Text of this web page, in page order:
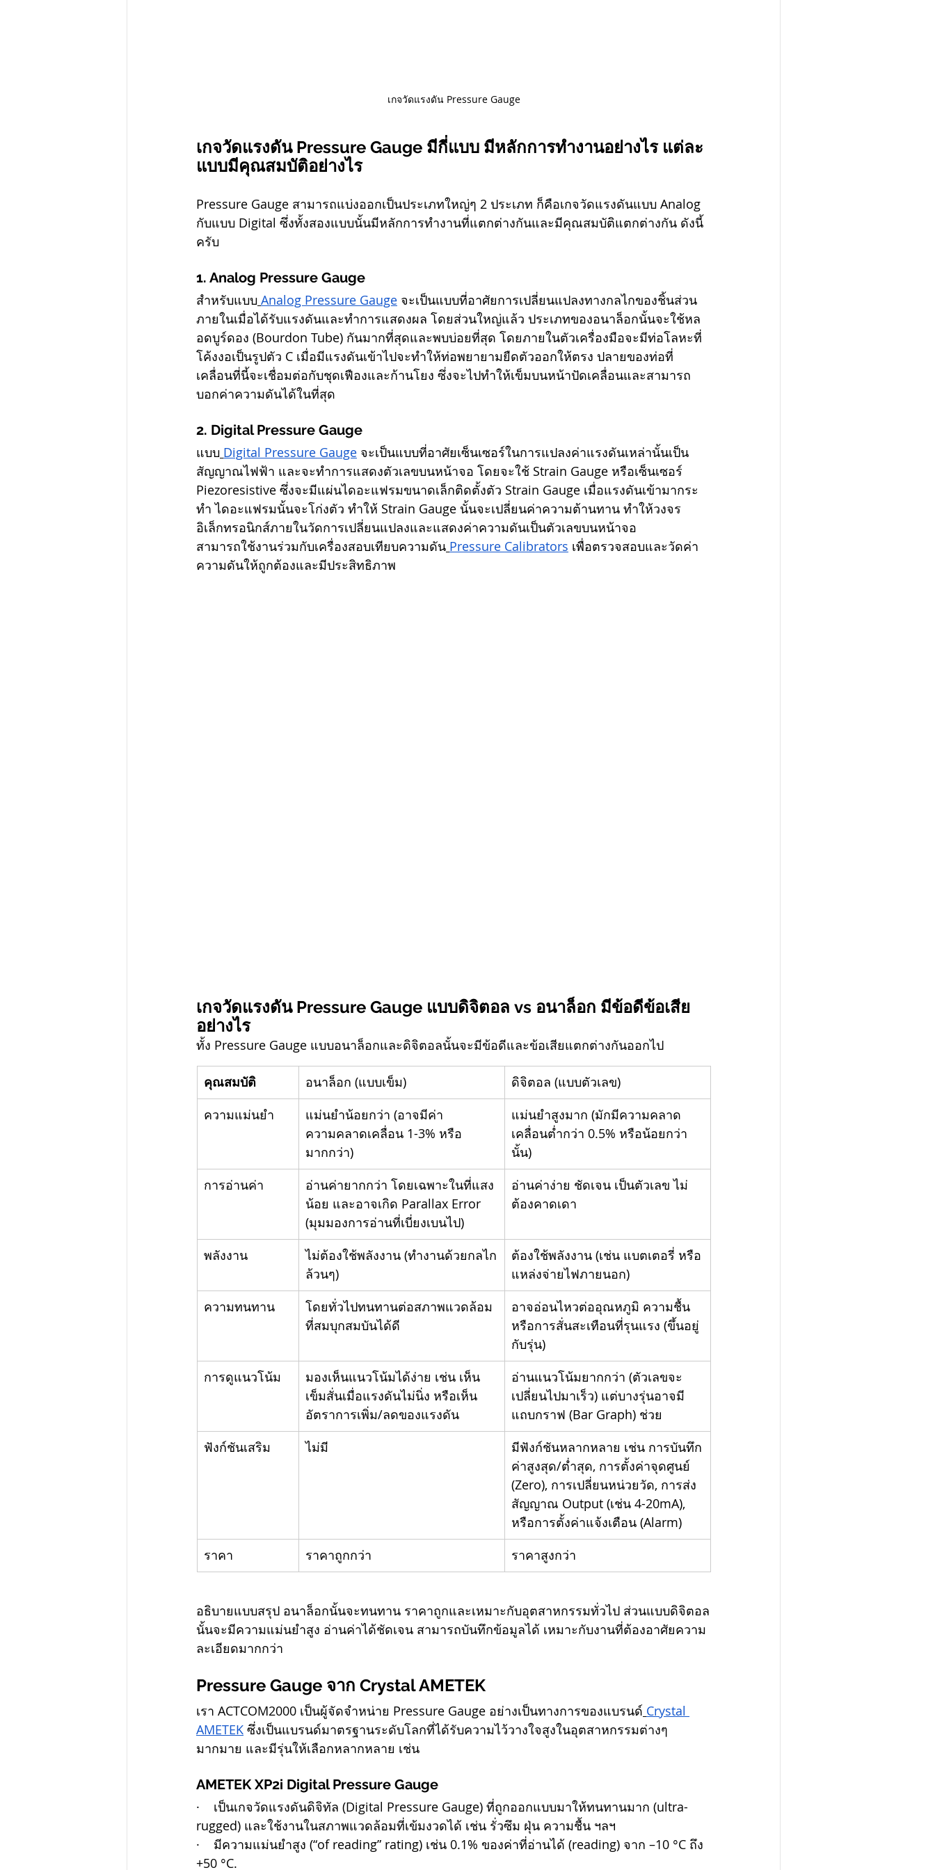
เกจวัดแรงดัน Pressure Gauge
เกจวัดแรงดัน Pressure Gauge มีกี่แบบ มีหลักการทำงานอย่างไร แต่ละ
แบบมีคุณสมบัติอย่างไร
Pressure Gauge สามารถแบ่งออกเป็นประเภทใหญ่ๆ 2 ประเภท ก็คือเกจวัดแรงดันแบบ Analog
กับแบบ Digital ซึ่งทั้งสองแบบนั้นมีหลักการทำงานที่แตกต่างกันและมีคุณสมบัติแตกต่างกัน ดังนี้
ครับ
1. Analog Pressure Gauge
สำหรับแบบ Analog Pressure Gauge จะเป็นแบบที่อาศัยการเปลี่ยนแปลงทางกลไกของชิ้นส่วน
ภายในเมื่อได้รับแรงดันและทำการแสดงผล โดยส่วนใหญ่แล้ว ประเภทของอนาล็อกนั้นจะใช้หล
อดบูร์ดอง (Bourdon Tube) กันมากที่สุดและพบบ่อยที่สุด โดยภายในตัวเครื่องมือจะมีท่อโลหะที่
โค้งงอเป็นรูปตัว C เมื่อมีแรงดันเข้าไปจะทำให้ท่อพยายามยืดตัวออกให้ตรง ปลายของท่อที่
เคลื่อนที่นี้จะเชื่อมต่อกับชุดเฟืองและก้านโยง ซึ่งจะไปทำให้เข็มบนหน้าปัดเคลื่อนและสามารถ
บอกค่าความดันได้ในที่สุด
2. Digital Pressure Gauge
แบบ Digital Pressure Gauge จะเป็นแบบที่อาศัยเซ็นเซอร์ในการแปลงค่าแรงดันเหล่านั้นเป็น
สัญญาณไฟฟ้า และจะทำการแสดงตัวเลขบนหน้าจอ โดยจะใช้ Strain Gauge หรือเซ็นเซอร์
Piezoresistive ซึ่งจะมีแผ่นไดอะแฟรมขนาดเล็กติดตั้งตัว Strain Gauge เมื่อแรงดันเข้ามากระ
ทำ ไดอะแฟรมนั้นจะโก่งตัว ทำให้ Strain Gauge นั้นจะเปลี่ยนค่าความต้านทาน ทำให้วงจร
อิเล็กทรอนิกส์ภายในวัดการเปลี่ยนแปลงและแสดงค่าความดันเป็นตัวเลขบนหน้าจอ
สามารถใช้งานร่วมกับเครื่องสอบเทียบความดัน Pressure Calibrators เพื่อตรวจสอบและวัดค่า
ความดันให้ถูกต้องและมีประสิทธิภาพ
เกจวัดแรงดัน Pressure Gauge แบบดิจิตอล vs อนาล็อก มีข้อดีข้อเสีย
อย่างไร
ทั้ง Pressure Gauge แบบอนาล็อกและดิจิตอลนั้นจะมีข้อดีและข้อเสียแตกต่างกันออกไป
คุณสมบัติ อนาล็อก (แบบเข็ม)
ดิจิตอล (แบบตัวเลข)
ความแม่นยำ
แม่นยำน้อยกว่า (อาจมีค่า
ความคลาดเคลื่อน 1-3% หรือ
มากกว่า)
แม่นยำสูงมาก (มักมีความคลาด
เคลื่อนต่ำกว่า 0.5% หรือน้อยกว่า
นั้น)
การอ่านค่า
อ่านค่ายากกว่า โดยเฉพาะในที่แสง
น้อย และอาจเกิด Parallax Error
(มุมมองการอ่านที่เบี่ยงเบนไป)
อ่านค่าง่าย ชัดเจน เป็นตัวเลข ไม่
ต้องคาดเดา
พลังงาน
ไม่ต้องใช้พลังงาน (ทำงานด้วยกลไก
ล้วนๆ)
ต้องใช้พลังงาน (เช่น แบตเตอรี่ หรือ
แหล่งจ่ายไฟภายนอก)
ความทนทาน
โดยทั่วไปทนทานต่อสภาพแวดล้อม
ที่สมบุกสมบันได้ดี
อาจอ่อนไหวต่ออุณหภูมิ ความชื้น
หรือการสั่นสะเทือนที่รุนแรง (ขึ้นอยู่
กับรุ่น)
การดูแนวโน้ม
มองเห็นแนวโน้มได้ง่าย เช่น เห็น
เข็มสั่นเมื่อแรงดันไม่นิ่ง หรือเห็น
อัตราการเพิ่ม/ลดของแรงดัน
อ่านแนวโน้มยากกว่า (ตัวเลขจะ
เปลี่ยนไปมาเร็ว) แต่บางรุ่นอาจมี
แถบกราฟ (Bar Graph) ช่วย
ฟังก์ชันเสริม
ไม่มี
มีฟังก์ชันหลากหลาย เช่น การบันทึก
ค่าสูงสุด/ต่ำสุด, การตั้งค่าจุดศูนย์
(Zero), การเปลี่ยนหน่วยวัด, การส่ง
สัญญาณ Output (เช่น 4-20mA),
หรือการตั้งค่าแจ้งเตือน (Alarm)
ราคา
ราคาถูกกว่า ราคาสูงกว่า
อธิบายแบบสรุป อนาล็อกนั้นจะทนทาน ราคาถูกและเหมาะกับอุตสาหกรรมทั่วไป ส่วนแบบดิจิตอล
นั้นจะมีความแม่นยำสูง อ่านค่าได้ชัดเจน สามารถบันทึกข้อมูลได้ เหมาะกับงานที่ต้องอาศัยความ
ละเอียดมากกว่า
Pressure Gauge จาก Crystal AMETEK
เรา ACTCOM2000 เป็นผู้จัดจำหน่าย Pressure Gauge อย่างเป็นทางการของแบรนด์ Crystal
AMETEK ซึ่งเป็นแบรนด์มาตรฐานระดับโลกที่ได้รับความไว้วางใจสูงในอุตสาหกรรมต่างๆ
มากมาย และมีรุ่นให้เลือกหลากหลาย เช่น
AMETEK XP2i Digital Pressure Gauge
·    เป็นเกจวัดแรงดันดิจิทัล (Digital Pressure Gauge) ที่ถูกออกแบบมาให้ทนทานมาก (ultra-
rugged) และใช้งานในสภาพแวดล้อมที่เข้มงวดได้ เช่น รั่วซึม ฝุ่น ความชื้น ฯลฯ
·    มีความแม่นยำสูง (“of reading” rating) เช่น 0.1% ของค่าที่อ่านได้ (reading) จาก –10 °C ถึง
+50 °C.